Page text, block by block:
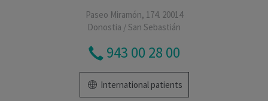
Paseo Miramón, 174. 20014
Donostia / San Sebastián
943 00 28 00
International patients